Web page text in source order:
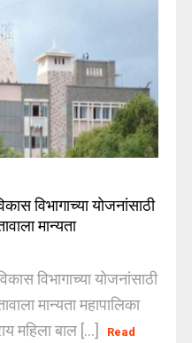
विभागाच्या योजनांसाठी
मान्यता
विभागाच्या योजनांसाठी
मान्यता महापालिका
महिला बाल [...]
Read